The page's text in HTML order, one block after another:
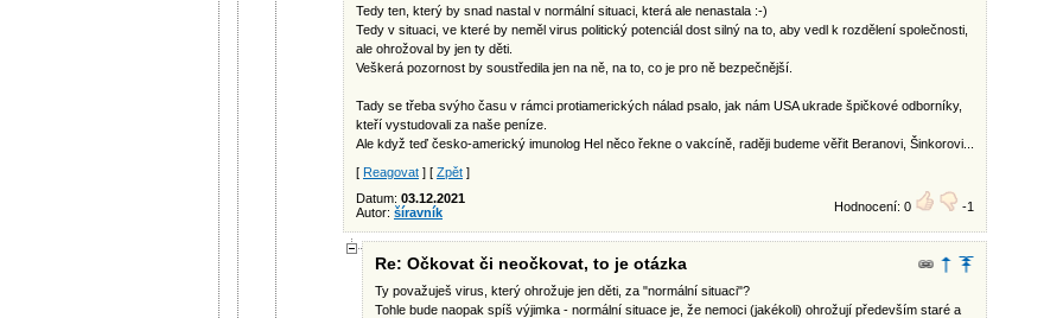
Tedy ten, který by snad nastal v normální situaci, která ale nenastala :-)
Tedy v situaci, ve které by neměl virus politický potenciál dost silný na to, aby vedl k rozdělení společnosti,
ale ohrožoval by jen ty děti.
Veškerá pozornost by soustředila jen na ně, na to, co je pro ně bezpečnější.
Tady se třeba svýho času v rámci protiamerických nálad psalo, jak nám USA ukrade špičkové odborníky,
kteří vystudovali za naše peníze.
Ale když teď česko-americký imunolog Hel něco řekne o vakcíně, raději budeme věřit Beranovi, Šinkorovi...
[ Reagovat ] [ Zpět ]
Datum: 03.12.2021
Autor: šíravník Hodnocení: 0 -1
Re: Očkovat či neočkovat, to je otázka
Ty považuješ virus, který ohrožuje jen děti, za "normální situaci"?
Tohle bude naopak spíš výjimka - normální situace je, že nemoci (jakékoli) ohrožují především staré a